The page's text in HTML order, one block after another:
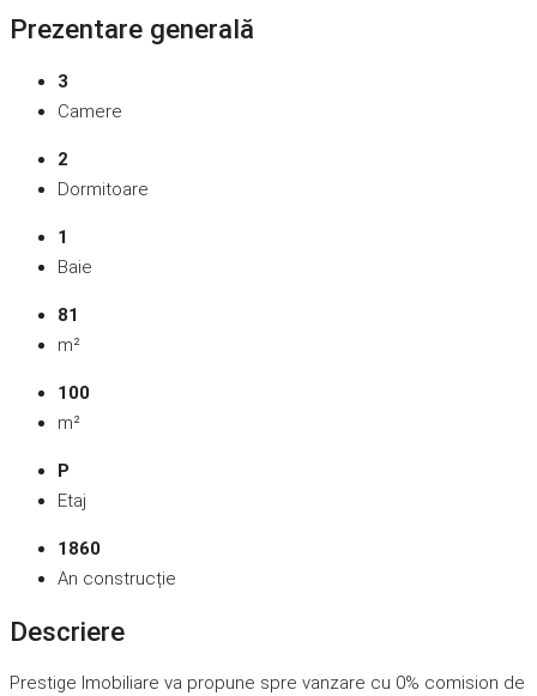
Prezentare generală
3
Camere
2
Dormitoare
1
Baie
81
m²
100
m²
P
Etaj
1860
An construcție
Descriere
Prestige Imobiliare va propune spre vanzare cu 0% comision de